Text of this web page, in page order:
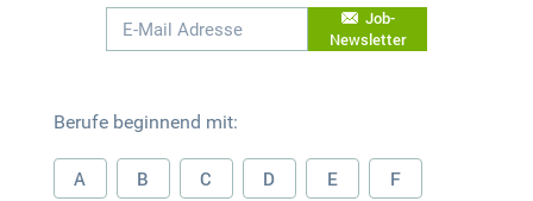
Job-
Newsletter
Berufe beginnend mit:
A B C D E F